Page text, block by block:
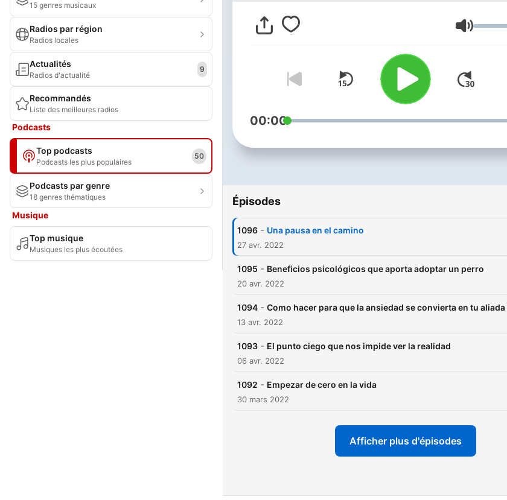
15 genres musicaux
Radios par région
Radios locales
Actualités
Radios d'actualité
9
Recommandés
Liste des meilleures radios
Podcasts
Top podcasts
Podcasts les plus populaires
50
Podcasts par genre
18 genres thématiques
Musique
Top musique
Musiques les plus écoutées
Volume
00:00
Épisodes
1096 - Una pausa en el camino
27 avr. 2022
1095 - Beneficios psicológicos que aporta adoptar un perro
20 avr. 2022
1094 - Como hacer para que la ansiedad se convierta en tu aliada
13 avr. 2022
1093 - El punto ciego que nos impide ver la realidad
06 avr. 2022
1092 - Empezar de cero en la vida
30 mars 2022
Afficher plus d'épisodes